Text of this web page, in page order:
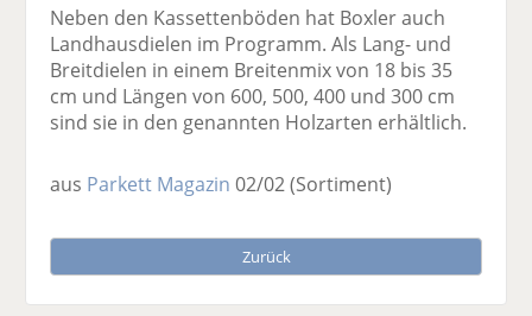
Neben den Kassettenböden hat Boxler auch
Landhausdielen im Programm. Als Lang- und
Breitdielen in einem Breitenmix von 18 bis 35
cm und Längen von 600, 500, 400 und 300 cm
sind sie in den genannten Holzarten erhältlich.
aus Parkett Magazin 02/02(Sortiment)
Zurück